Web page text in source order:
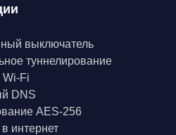
выключатель
туннелирование
Wi-Fi
DNS
AES-256
интернет